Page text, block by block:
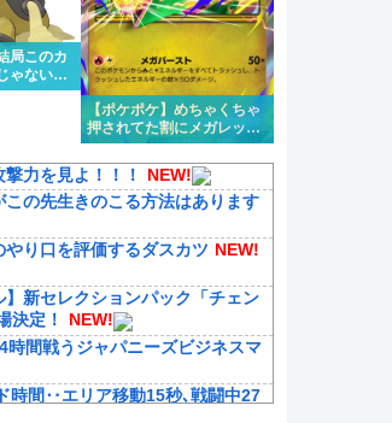
局このカ
ゃない
【ポケポケ】めちゃくちゃ
押されてた割にメガレック
ウザ微妙じゃないか？
撃力を見よ！！！
NEW!
この先生きのこる方法はあります
やり口を評価するダスカツ NEW!
】新セレクションパック「チェン
決定！
NEW!
時間戦うジャパニーズビジネスマ
時間‥エリア移動15秒､戦闘中27